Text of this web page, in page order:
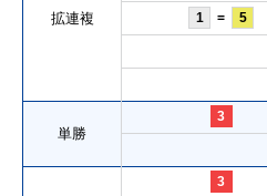
拡連複 1 = 5
単勝
3
3